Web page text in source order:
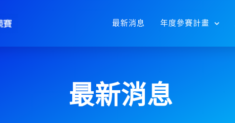
最新消息 年度參賽計畫
最新消息